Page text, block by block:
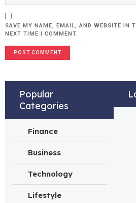
SAVE MY NAME, EMAIL, AND WEBSITE IN
NEXT TIME I COMMENT.
Popular
Categories
Finance
Business
Technology
Lifestyle